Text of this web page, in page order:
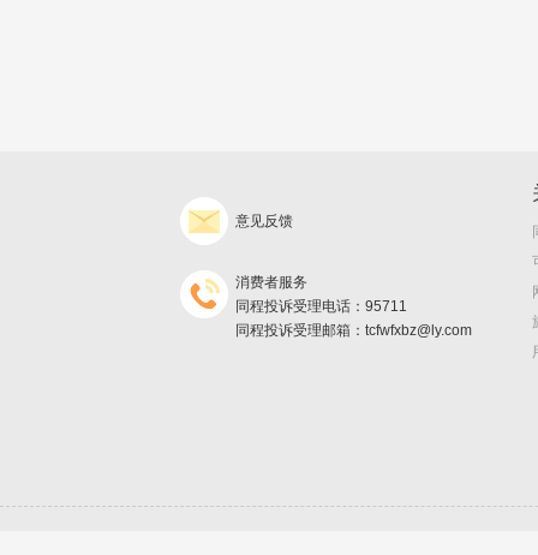
意见反馈
消费者服务
同程投诉受理电话：95711
同程投诉受理邮箱：tcfwfxbz@ly.com